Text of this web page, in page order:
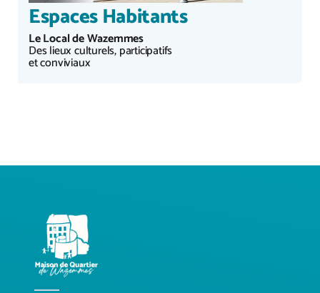
Espaces Habitants
Le Local de Wazemmes
Des lieux culturels, participatifs
et conviviaux